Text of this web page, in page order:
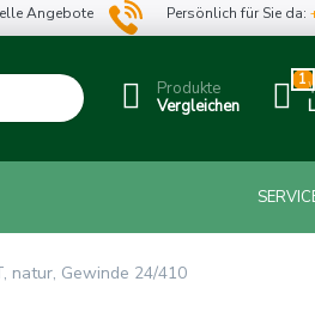
Angebote Persönlich für Sie da:
Produkte
Vergleichen
1
natur, Gewinde 24/410